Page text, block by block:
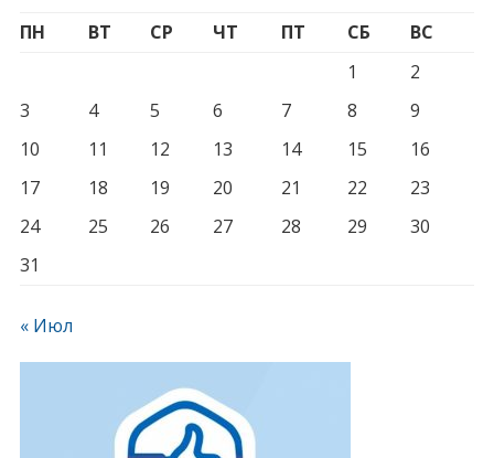
ПН ВТ СР ЧТ ПТ СБ
ВС
1
2
3
4 5 6 7 8
9
10
11 12 13 14 15
16
17
18 19 20 21 22
23
24
25 26 27 28 29
30
31
« Июл